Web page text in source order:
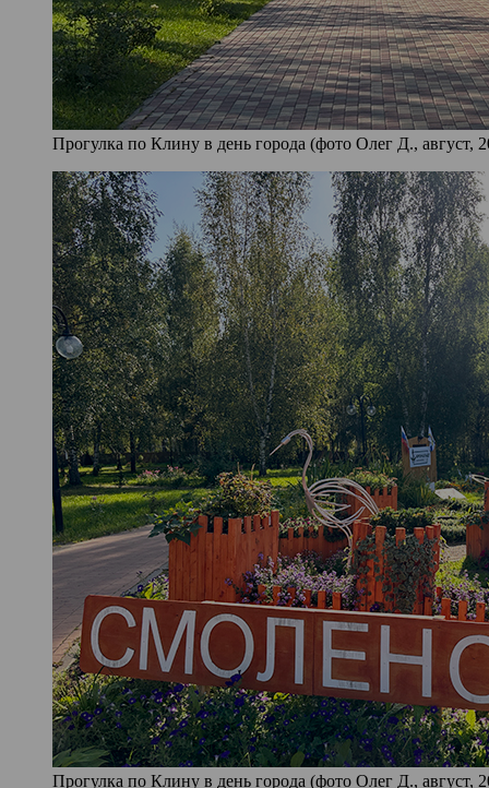
Прогулка по Клину в день города (фото Олег Д., август,
Прогулка по Клину в день города (фото Олег Д., август,